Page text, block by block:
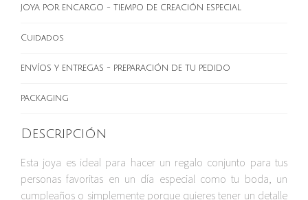
JOYA POR ENCARGO - TIEMPO DE CREACIÓN ESPECIAL
Cuidados
ENVÍOS Y ENTREGAS - PREPARACIÓN DE TU PEDIDO
PACKAGING
Descripción
Esta joya es ideal para hacer un regalo conjunto para tus
personas favoritas en un día especial como tu boda, un
cumpleaños o simplemente porque quieres tener un detalle